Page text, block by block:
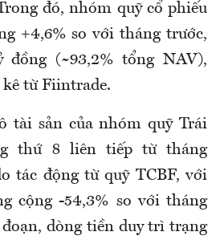
đó, nhóm quỹ cổ phiếu
+4,6% so với tháng trước,
(~93,2% tổng NAV),
từ Fiintrade.
tài sản của nhóm quỹ Trái
thứ 8 liên tiếp từ tháng
tác động từ quỹ TCBF, với
cộng -54,3% so với tháng
dòng tiền duy trì trạng